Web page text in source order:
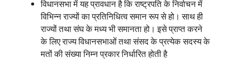
विधानसभा में यह प्रावधान है कि राष्ट्रपति के निर्वाचन में
विभिन्न राज्यों का प्रतिनिधित्व समान रूप से हो। साथ ही
राज्यों तथा संघ के मध्य भी समानता हो। इसे प्राप्त करने
के लिए राज्य विधानसभाओं तथा संसद के प्रत्येक सदस्य के
मतों की संख्या निम्न प्रकार निर्धारित होती है